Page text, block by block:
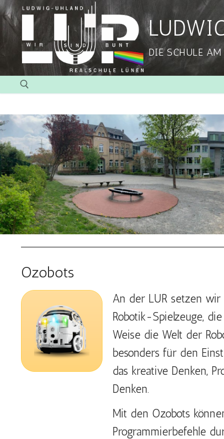
DIE SCHULE AM
Ozobots
An der LUR setzen wir
Robotik-Spielzeuge,
Weise die Welt der
besonders für den
das kreative Denken,
Denken.
Mit den Ozobots
Programmierbefehle